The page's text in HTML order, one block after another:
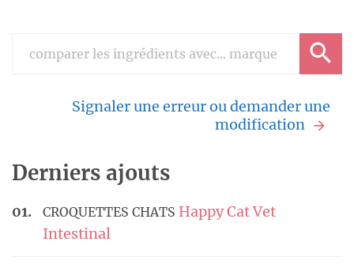
Signaler une erreur ou demander une
modification
Derniers ajouts
CROQUETTES CHATS Happy Cat Vet
Intestinal